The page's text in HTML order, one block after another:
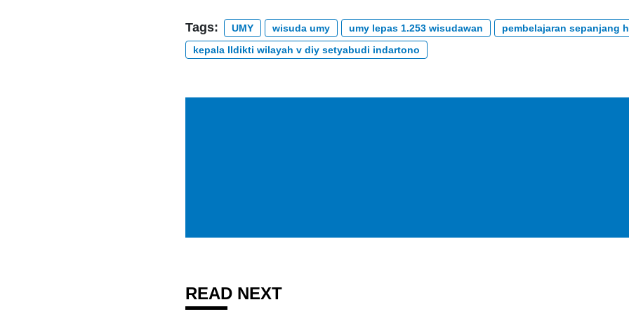
Tags: UMY wisuda umy umy lepas 1.253 wisudawan
pembelajaran sepanjang
kepala lldikti wilayah v diy setyabudi indartono
READ NEXT